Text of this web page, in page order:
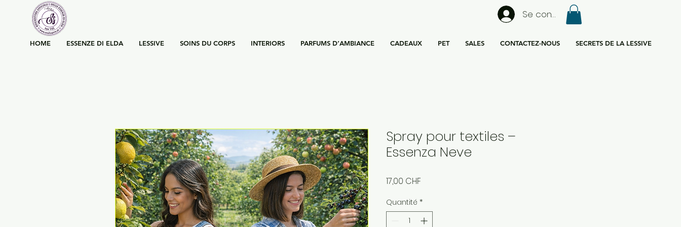
Se connecter
HOME ESSENZE DI ELDA LESSIVE SOINS DU CORPS INTERIORS PARFUMS D’AMBIANCE CADEAUX PET SALES CONTACTEZ-NOUS SECRETS DE LA LESSIVE
Spray pour textiles –
Essenza Neve
17,00 CHF
Quantité *